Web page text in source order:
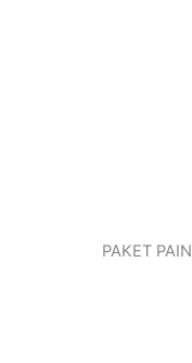
PAKET